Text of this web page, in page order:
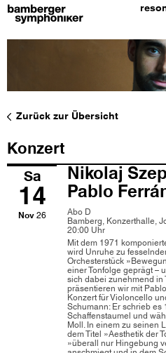
Zurück zur Übersicht
Konzert
Sa
14
Nov26
Nikolaj
Pablo
Abo D
Bamberg, Konzerthalle,
20:00 Uhr
Mit dem 1971
wird Unruhe zu
Orchesterstück
einer Tonfolge geprägt –
sich dabei zunehmend
präsentieren wir mit
Konzert für Violoncello
Schumann: Er schrieb
Schaffenstaumel und
Moll. In einem zu seinen
dem Titel »Aesthetik der
»überall nur Hingebung